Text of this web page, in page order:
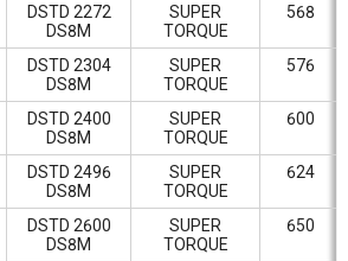
DSTD 2272
DS8M
SUPER
TORQUE
568
DSTD 2304
DS8M
SUPER
TORQUE
576
DSTD 2400
DS8M
SUPER
TORQUE
600
DSTD 2496
DS8M
SUPER
TORQUE
624
DSTD 2600
DS8M
SUPER
TORQUE
650